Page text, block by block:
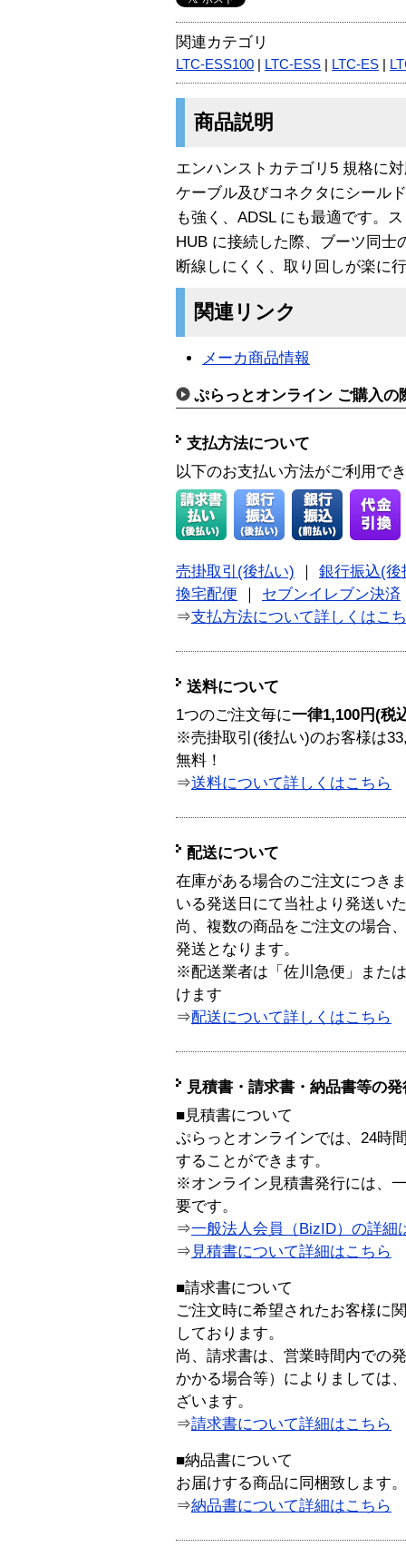
関連カテゴリ
LTC-ESS100 LTC-ESS LTC-ES
商品説明
エンハンストカテゴリ5 規格に
ケーブル及びコネクタにシール
も強く、ADSL にも最適です。
HUB に接続した際、ブーツ同士
断線しにくく、取り回しが楽に
関連リンク
メーカ商品情報
ぷらっとオンライン ご購入の
支払方法について
以下のお支払い方法がご利用で
売掛取引(後払い)
銀行振込(後
換宅配便
セブンイレブン決済
⇒支払方法について詳しくはこ
送料について
1つのご注文毎に一律1,100円(税
※売掛取引(後払い)のお客様は
無料！
⇒送料について詳しくはこちら
配送について
在庫がある場合のご注文につき
いる発送日にて当社より発送い
尚、複数の商品をご注文の場合
発送となります。
※配送業者は「佐川急便」また
けます
⇒配送について詳しくはこちら
見積書・請求書・納品書等の
■見積書について
ぷらっとオンラインでは、24時
することができます。
※オンライン見積書発行には、
要です。
⇒一般法人会員（BizID）の詳細
⇒ 見積書について詳細はこちら
■請求書について
ご注文時に希望されたお客様に
しております。
尚、請求書は、営業時間内での
かかる場合等）によりましては
ざいます。
⇒請求書について詳細はこちら
■納品書について
お届けする商品に同梱致します。
⇒納品書について詳細はこちら